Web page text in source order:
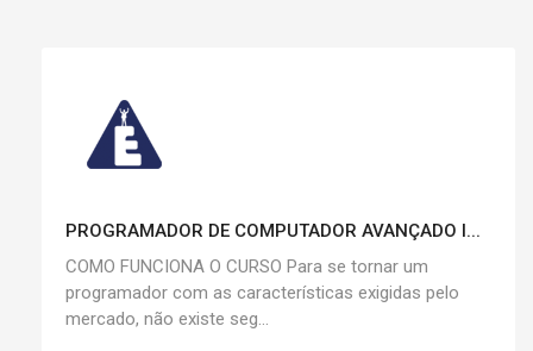
PROGRAMADOR DE COMPUTADOR AVANÇADO I...
COMO FUNCIONA O CURSO Para se tornar um
programador com as características exigidas pelo
mercado, não existe seg...